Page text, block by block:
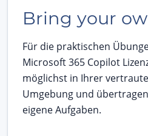
Bring your
Für die praktischen
Microsoft 365 Copilot
möglichst in Ihrer
Umgebung und
eigene Aufgaben.